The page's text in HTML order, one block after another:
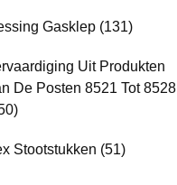
Gasklep (131)
Uit Produkten
De Posten 8521 Tot 8528
Stootstukken (51)